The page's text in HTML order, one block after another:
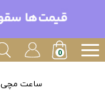
ساعت مچی